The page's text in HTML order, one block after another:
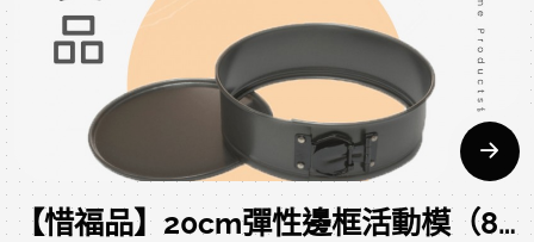
【惜福品】20cm彈性邊框活動模（8吋） SPRINGFORM PAN 21.7*7 CM